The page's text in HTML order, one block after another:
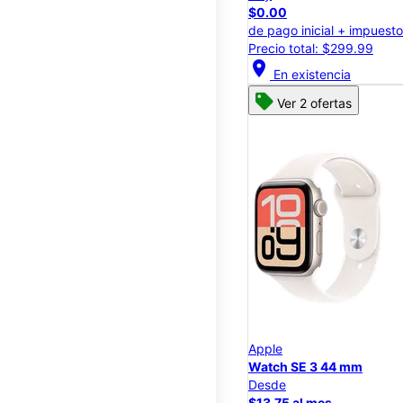
$0.00
de pago inicial +
Precio total: $299.99
location_on En existencia
Ver 2 ofertas
Apple
Watch SE 3 44 mm
Desde